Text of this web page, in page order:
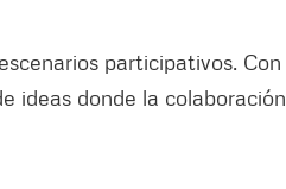
participativos. Con
ideas donde la colaboración